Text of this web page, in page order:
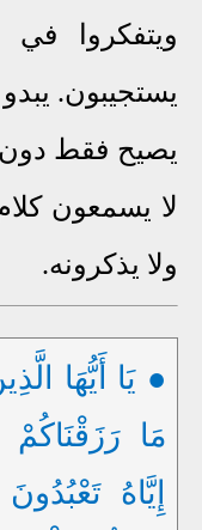
ويتفكروا
يستجيبون.
يصيح فقط
لا يسمعون
ولا يذكرونه.
● يَا أَيُّهَا
مَا